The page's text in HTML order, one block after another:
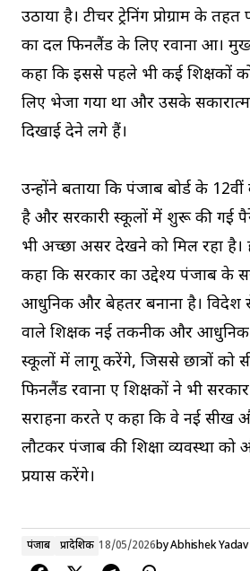
उठाया है। टीचर ट्रेनिंग प्रोग्राम के
का दल फिनलैंड के लिए रवाना हुआ।
कहा कि इससे पहले भी कई शिक्षकों
लिए भेजा गया था और उसके
दिखाई देने लगे हैं।
उन्होंने बताया कि पंजाब बोर्ड के
है और सरकारी स्कूलों में शुरू की गई
भी अच्छा असर देखने को मिल रहा
कहा कि सरकार का उद्देश्य पंजाब के
आधुनिक और बेहतर बनाना है। विदेश
वाले शिक्षक नई तकनीक और आधुनिक
स्कूलों में लागू करेंगे, जिससे छात्रों को
फिनलैंड रवाना हुए शिक्षकों ने भी
सराहना करते हुए कहा कि वे नई
लौटकर पंजाब की शिक्षा व्यवस्था
प्रयास करेंगे।
पंजाब प्रादेशिक 18/05/2026byAbhishek Yadav